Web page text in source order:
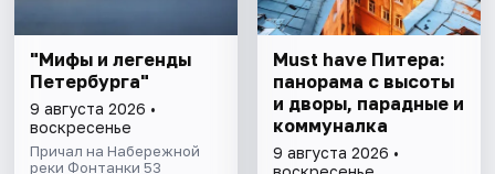
"Мифы и легенды
Петербурга"
9 августа 2026 •
воскресенье
Причал на Набережной
реки Фонтанки 53
Must have Питера:
панорама с высоты
и дворы, парадные и
коммуналка
9 августа 2026 •